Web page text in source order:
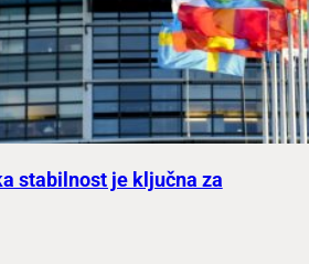
stabilnost je ključna za